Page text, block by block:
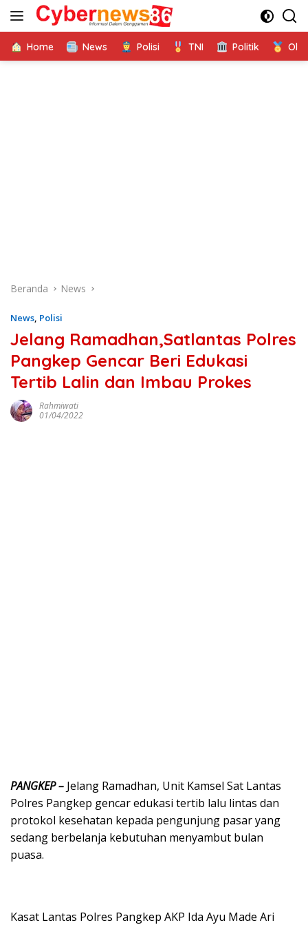
Langsung
Home News Polisi TNI Politik
Beranda News
News, Polisi
Jelang Ramadhan,Satlantas Polres
Pangkep Gencar Beri Edukasi
Tertib Lalin dan Imbau Prokes
Rahmiwati
01/04/2022
PANGKEP – Jelang Ramadhan, Unit Kamsel Sat Lantas
Polres Pangkep gencar edukasi tertib lalu lintas dan
protokol kesehatan kepada pengunjung pasar yang
sedang berbelanja kebutuhan menyambut bulan
puasa.
Kasat Lantas Polres Pangkep AKP Ida Ayu Made Ari